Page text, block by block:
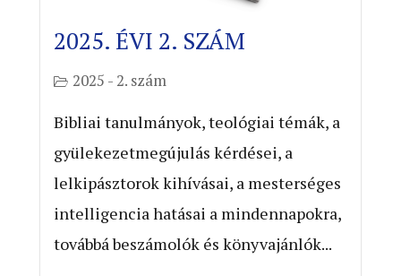
2025. ÉVI 2. SZÁM
2025 - 2. szám
Bibliai tanulmányok, teológiai témák, a
gyülekezetmegújulás kérdései, a
lelkipásztorok kihívásai, a mesterséges
intelligencia hatásai a mindennapokra,
továbbá beszámolók és könyvajánlók...